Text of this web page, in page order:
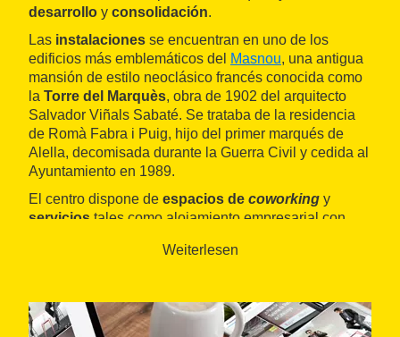
desarrollo y consolidación.
Las instalaciones se encuentran en uno de los
edificios más emblemáticos del Masnou, una antigua
mansión de estilo neoclásico francés conocida como
la Torre del Marquès, obra de 1902 del arquitecto
Salvador Viñals Sabaté. Se trataba de la residencia
de Romà Fabra i Puig, hijo del primer marqués de
Alella, decomisada durante la Guerra Civil y cedida al
Ayuntamiento en 1989.
El centro dispone de espacios de coworking y
servicios tales como alojamiento empresarial con
alojadas, cesión de salas de reuniones y aulas,
Weiterlesen